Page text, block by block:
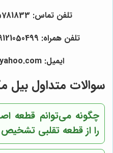
تلفن تماس: 02155781833 - 02155716800
تلفن همراه: 09121050499 فکس: 02155728400
ایمیل: saeed.davaran@yahoo.com
سوالات متداول بیل
چگونه می‌توانم قطعه
را از قطعه تقلبی